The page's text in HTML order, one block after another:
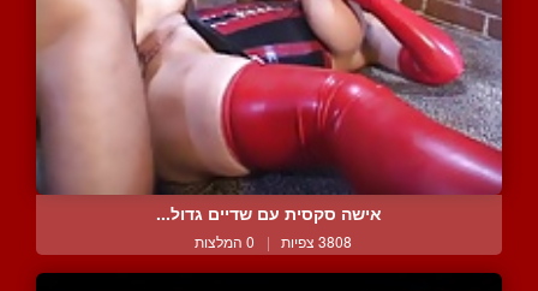
אישה סקסית עם שדיים גדול...
3808 צפיות | 0 המלצות